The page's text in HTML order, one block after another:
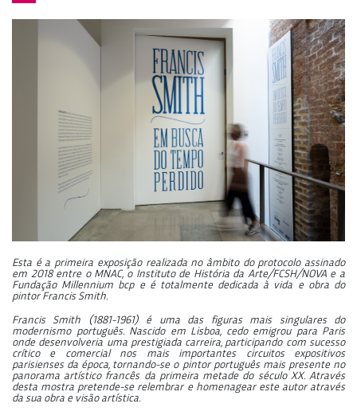
Esta é a primeira exposição realizada no âmbito do protocolo assinado
em 2018 entre o MNAC, o Instituto de História da Arte/FCSH/NOVA e a
Fundação Millennium bcp e é totalmente dedicada à vida e obra do
pintor Francis Smith.
Francis Smith (1881-1961) é uma das figuras mais singulares do
modernismo português. Nascido em Lisboa, cedo emigrou para Paris
onde desenvolveria uma prestigiada carreira, participando com sucesso
crítico e comercial nos mais importantes circuitos expositivos
parisienses da época, tornando-se o pintor português mais presente no
panorama artístico francês da primeira metade do século XX. Através
desta mostra pretende-se relembrar e homenagear este autor através
da sua obra e visão artística.